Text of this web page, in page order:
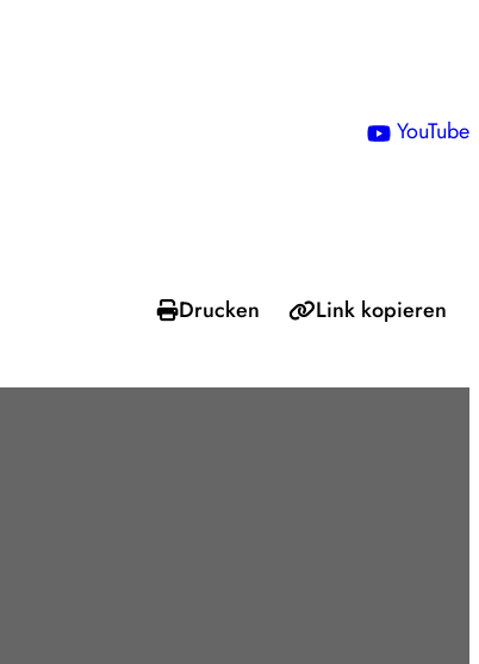
YouTube
Drucken Link kopieren